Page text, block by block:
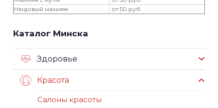
Нюдовый макияж
от 50 руб.
Каталог Минска
Здоровье
Красота
Салоны красоты